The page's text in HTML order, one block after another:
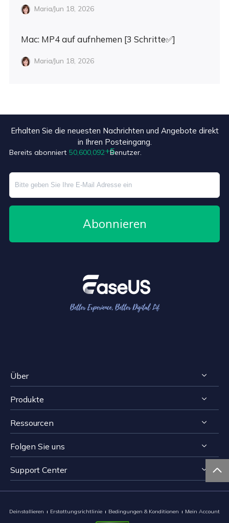
Maria/Jun 18, 2026
Mac: MP4 auf aufnhemen [3 Schritte✅]
Maria/Jun 18, 2026
Erhalten Sie die neuesten Nachrichten und Angebote direkt
in Ihren Posteingang.
Bereits abonniert 50,600,097 Benutzer.
Abonnieren
Über
Impressum
Reviews & Awards
Lizenzvereinbarung
Produkte
RecExperts für Windows
RecExperts für Mac
Online Screen Recorder
Ressourcen
Bildschirmaufnahme-Tipps
Mac App Store
Folgen Sie uns
  
Support Center
Deinstallieren Erstattungsrichtlinie Bedingungen & Konditionen Mein Account
